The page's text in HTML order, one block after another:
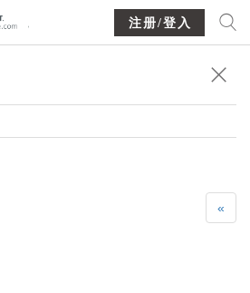
注册/登入
«